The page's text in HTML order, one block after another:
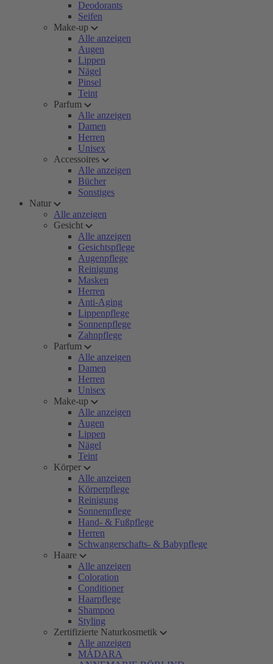
Deodorants
Seifen
Make-up
Alle anzeigen
Augen
Lippen
Nägel
Pinsel
Teint
Parfum
Alle anzeigen
Damen
Herren
Unisex
Accessoires
Alle anzeigen
Bücher
Sonstiges
Natur
Alle anzeigen
Gesicht
Alle anzeigen
Gesichtspflege
Augenpflege
Reinigung
Masken
Herren
Anti-Aging
Lippenpflege
Sonnenpflege
Zahnpflege
Parfum
Alle anzeigen
Damen
Herren
Unisex
Make-up
Alle anzeigen
Augen
Lippen
Nägel
Teint
Körper
Alle anzeigen
Körperpflege
Reinigung
Sonnenpflege
Hand- & Fußpflege
Herren
Schwangerschafts- & Babypflege
Haare
Alle anzeigen
Coloration
Conditioner
Haarpflege
Shampoo
Styling
Zertifizierte Naturkosmetik
Alle anzeigen
MÁDARA